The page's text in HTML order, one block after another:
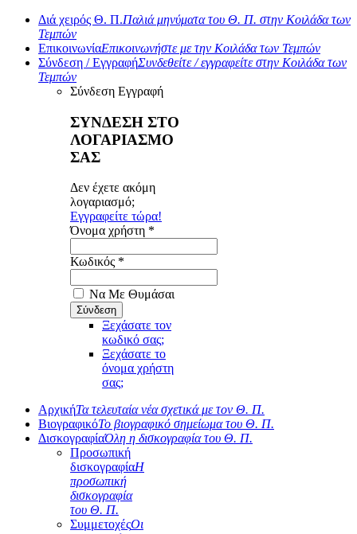
Διά χειρός Θ. Π.Παλιά μηνύματα του Θ. Π. στην Κοιλάδα των
Τεμπών
ΕπικοινωνίαΕπικοινωνήστε με την Κοιλάδα των Τεμπών
Σύνδεση / ΕγγραφήΣυνδεθείτε / εγγραφείτε στην Κοιλάδα των
Τεμπών
Σύνδεση Εγγραφή
ΣΥΝΔΕΣΗ ΣΤΟ
ΛΟΓΑΡΙΑΣΜΟ
ΣΑΣ
Δεν έχετε ακόμη
λογαριασμό;
Εγγραφείτε τώρα!
Όνομα χρήστη *
Κωδικός *
Να Με Θυμάσαι
Ξεχάσατε τον
κωδικό σας;
Ξεχάσατε το
όνομα χρήστη
σας;
ΑρχικήΤα τελευταία νέα σχετικά με τον Θ. Π.
ΒιογραφικόΤο βιογραφικό σημείωμα του Θ. Π.
ΔισκογραφίαΌλη η δισκογραφία του Θ. Π.
Προσωπική
δισκογραφίαΗ
προσωπική
δισκογραφία
του Θ. Π.
ΣυμμετοχέςΟι